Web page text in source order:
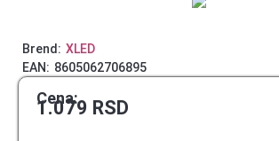
Brend: XLED
EAN: 8605062706895
Cena:
1.079 RSD